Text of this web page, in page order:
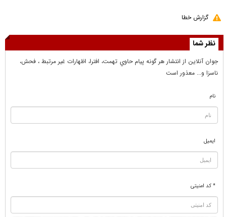
گزارش خطا
نظر شما
جوان آنلاين از انتشار هر گونه پيام حاوي تهمت، افترا، اظهارات غير مرتبط ، فحش،
ناسزا و... معذور است
نام
ایمیل
* کد امنیتی